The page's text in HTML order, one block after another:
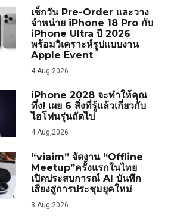
เช็กวัน Pre-Order และวาง
จำหน่าย iPhone 18 Pro กับ
iPhone Ultra ปี 2026
พร้อมวิเคราะห์รูปแบบงาน
Apple Event
4 Aug,2026
iPhone 2028 จะทำให้คุณ
ทึ่ง! เผย 6 สิ่งที่รู้แล้วเกี่ยวกับ
ไอโฟนรุ่นถัดไป
4 Aug,2026
“viaim” จัดงาน “Offline
Meetup”ครั้งแรกในไทย
เปิดประสบการณ์ AI บันทึก
เสียงสู่การประชุมยุคใหม่
3 Aug,2026